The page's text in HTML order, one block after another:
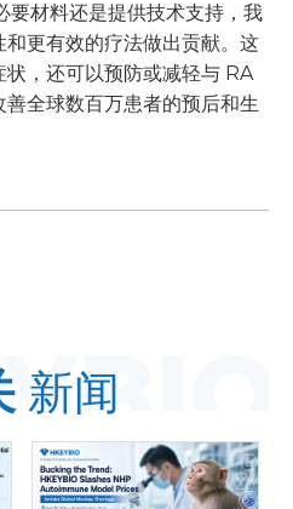
要材料还是提供技术支持，我
更有效的疗法做出贡献。这
，还可以预防或减轻与 RA
全球数百万患者的预后和生
新闻